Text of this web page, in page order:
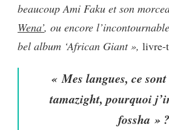
beaucoup Ami Faku et son
Wena’, ou encore l’incontournable
bel album ‘African Giant », livre-
« Mes langues, ce
tamazight, pourquoi
fossha » ?